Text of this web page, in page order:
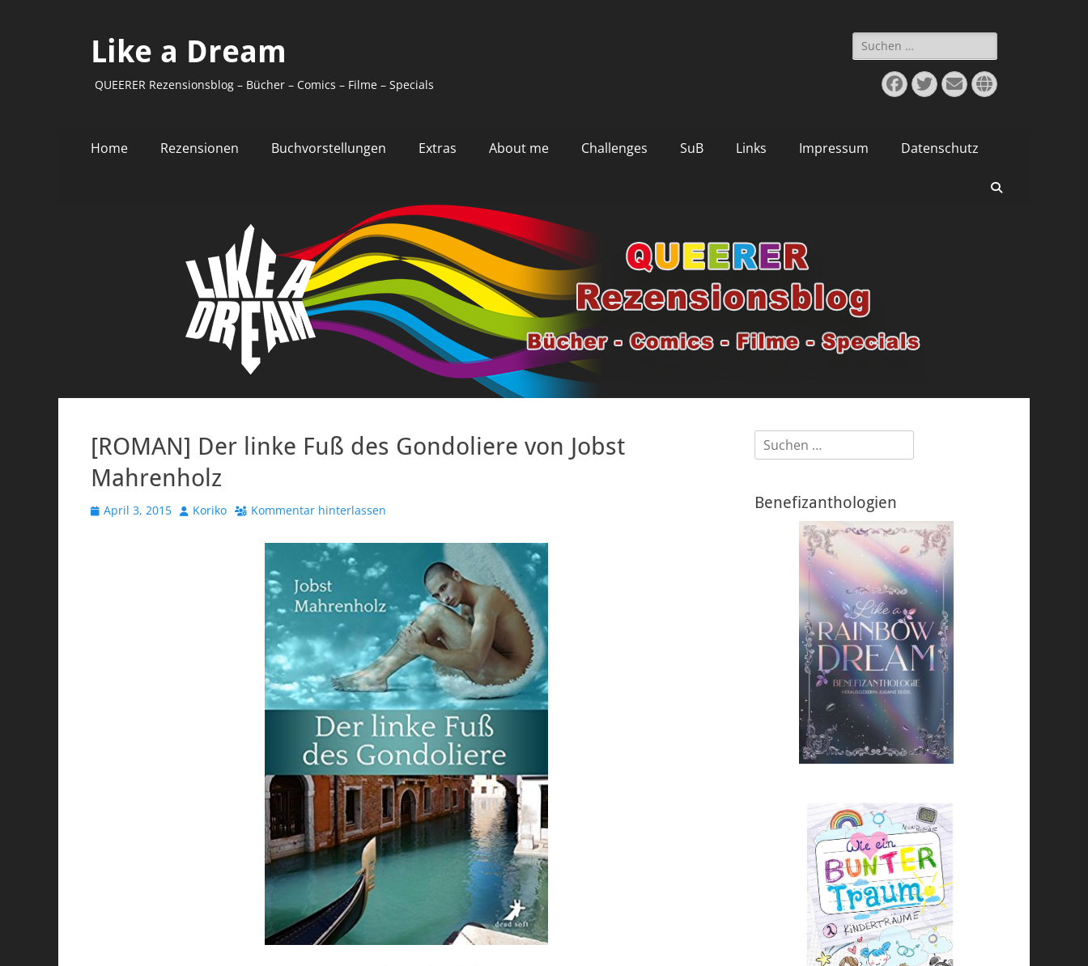
Like a Dream
QUEERER Rezensionsblog – Bücher – Comics – Filme – Specials
Suchen
nach:
Facebook
Twitter
E-
Mail
Website
Primäres
Inhalt
Home Rezensionen Buchvorstellungen Extras About me Challenges SuB Links Impressum Datenschutz
[ROMAN] Der linke Fuß des Gondoliere von Jobst
Mahrenholz
Veröffentlicht
April 3, 2015 AutorKoriko Kommentar hinterlassen
Suchen
nach:
Benefizanthologien